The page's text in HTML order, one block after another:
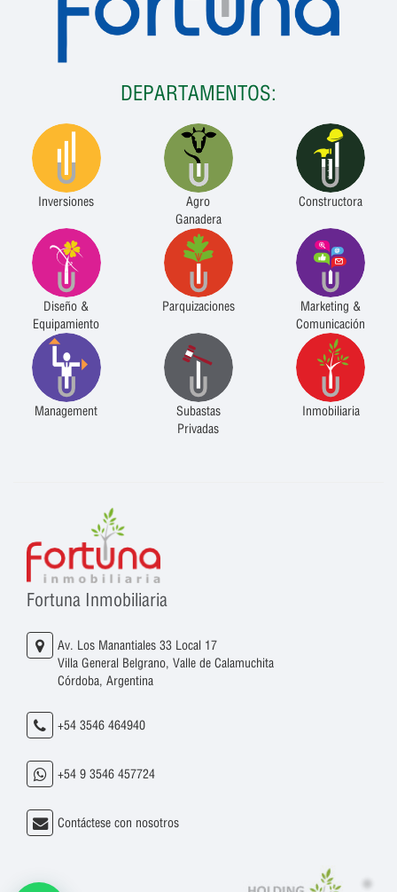
DEPARTAMENTOS:
Inversiones
Agro
Ganadera
Constructora
Diseño &
Equipamiento
Parquizaciones
Marketing &
Comunicación
Management
Subastas
Privadas
Inmobiliaria
Fortuna Inmobiliaria
Av. Los Manantiales 33 Local 17
Villa General Belgrano, Valle de Calamuchita
Córdoba, Argentina
+54 3546 464940
+54 9 3546 457724
Contáctese con nosotros